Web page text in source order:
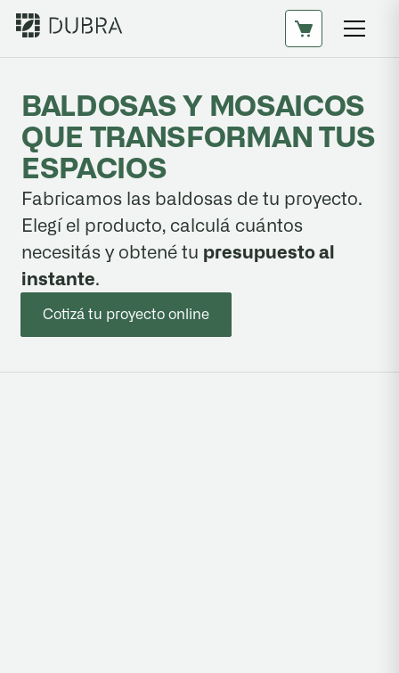
BALDOSAS Y MOSAICOS
QUE TRANSFORMAN TUS
ESPACIOS
Fabricamos las baldosas de tu proyecto.
Elegí el producto, calculá cuántos
necesitás y obtené tu presupuesto al
instante.
Cotizá tu proyecto online